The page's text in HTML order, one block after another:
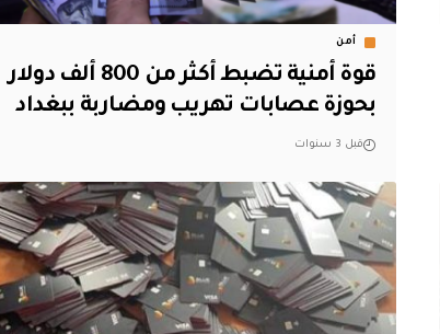
أمن
قوة أمنية تضبط أكثر من 800 ألف دولار
بحوزة عصابات تهريب ومضاربة ببغداد
قبل 3 سنوات